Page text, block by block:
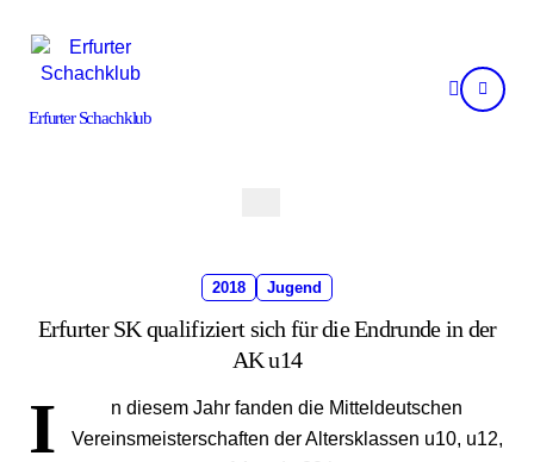
content
Erfurter Schachklub
2018 Jugend
Erfurter SK qualifiziert sich für die Endrunde in der
AK u14
I
n diesem Jahr fanden die Mitteldeutschen
Vereinsmeisterschaften der Altersklassen u10, u12,